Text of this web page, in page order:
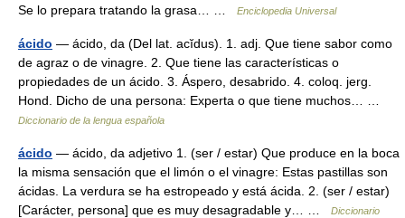
Se lo prepara tratando la grasa… …
Enciclopedia Universal
ácido — ácido, da (Del lat. acĭdus). 1. adj. Que tiene sabor como
de agraz o de vinagre. 2. Que tiene las características o
propiedades de un ácido. 3. Áspero, desabrido. 4. coloq. jerg.
Hond. Dicho de una persona: Experta o que tiene muchos… …
Diccionario de la lengua española
ácido — ácido, da adjetivo 1. (ser / estar) Que produce en la boca
la misma sensación que el limón o el vinagre: Estas pastillas son
ácidas. La verdura se ha estropeado y está ácida. 2. (ser / estar)
[Carácter, persona] que es muy desagradable y… …
Diccionario